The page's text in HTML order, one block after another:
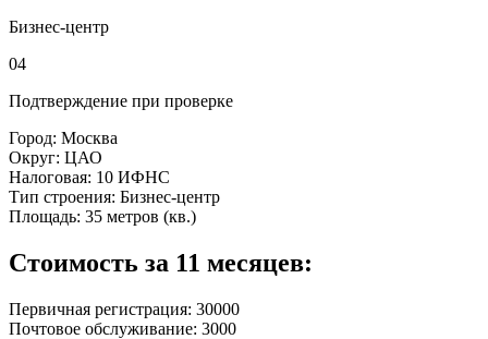
Бизнес-центр
04
Подтверждение при проверке
Город: Москва
Округ: ЦАО
Налоговая: 10 ИФНС
Тип строения: Бизнес-центр
Площадь: 35 метров (кв.)
Стоимость за 11 месяцев:
Первичная регистрация: 30000
Почтовое обслуживание: 3000